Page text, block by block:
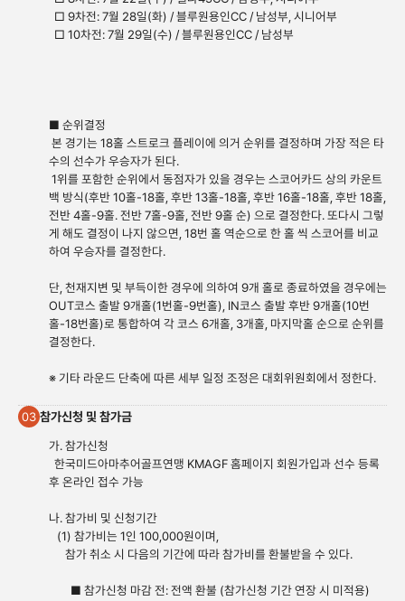
□ 9차전: 7월 28일(화) / 블루원용인CC / 남성부, 시니어부
□ 10차전: 7월 29일(수) / 블루원용인CC / 남성부
■ 순위결정
본 경기는 18홀 스트로크 플레이에 의거 순위를 결정하며 가장 적은 타
수의 선수가 우승자가 된다.
1위를 포함한 순위에서 동점자가 있을 경우는 스코어카드 상의 카운트
백 방식(후반 10홀-18홀, 후반 13홀-18홀, 후반 16홀-18홀, 후반 18홀,
전반 4홀-9홀. 전반 7홀-9홀, 전반 9홀 순) 으로 결정한다. 또다시 그렇
게 해도 결정이 나지 않으면, 18번 홀 역순으로 한 홀 씩 스코어를 비교
하여 우승자를 결정한다.
단, 천재지변 및 부득이한 경우에 의하여 9개 홀로 종료하였을 경우에는
OUT코스 출발 9개홀(1번홀-9번홀), IN코스 출발 후반 9개홀(10번
홀-18번홀)로 통합하여 각 코스 6개홀, 3개홀, 마지막홀 순으로 순위를
결정한다.
※ 기타 라운드 단축에 따른 세부 일정 조정은 대회위원회에서 정한다.
03 참가신청 및 참가금
가. 참가신청
한국미드아마추어골프연맹 KMAGF 홈페이지 회원가입과 선수 등록
후 온라인 접수 가능
나. 참가비 및 신청기간
(1) 참가비는 1인 100,000원이며,
참가 취소 시 다음의 기간에 따라 참가비를 환불받을 수 있다.
■ 참가신청 마감 전: 전액 환불 (참가신청 기간 연장 시 미적용)